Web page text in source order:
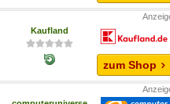
Kaufland
zum Shop